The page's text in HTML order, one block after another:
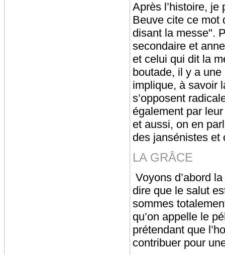
Après l’histoire,
Beuve cite ce mot
disant la messe".
secondaire et
et celui qui dit la
boutade, il y a
implique, à savoir
s’opposent
également par
et aussi, on en
des jansénistes et
LA GRÂCE
Voyons d’abord
dire que le salut
sommes
qu’on appelle le
prétendant que
contribuer pour